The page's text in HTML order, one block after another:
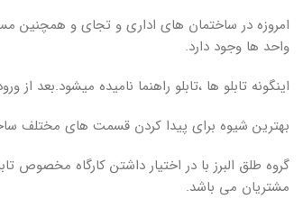
امروزه در ساختمان های اداری و تجای و همچنین
واحد ها وجود دارد.
اینگونه تابلو ها ،تابلو راهنما نامیده میشود.بعد
بهترین شیوه برای پیدا کردن قسمت های مختلف
گروه طلق البرز با در اختیار داشتن کارگاه مخصوص
مشتریان می باشد.